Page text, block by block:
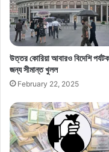
উত্তর কোরিয়া আবারও বিদেশি
জন্য সীমান্ত খুলল
February 22, 2025